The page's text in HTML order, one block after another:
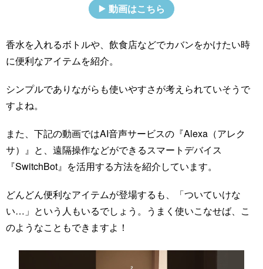
動画はこちら
香水を入れるボトルや、飲食店などでカバンをかけたい時
に便利なアイテムを紹介。
シンプルでありながらも使いやすさが考えられていそうで
すよね。
また、下記の動画ではAI音声サービスの『Alexa（アレク
サ）』と、遠隔操作などができるスマートデバイス
『SwitchBot』を活用する方法を紹介しています。
どんどん便利なアイテムが登場するも、「ついていけな
い…」という人もいるでしょう。うまく使いこなせば、こ
のようなこともできますよ！